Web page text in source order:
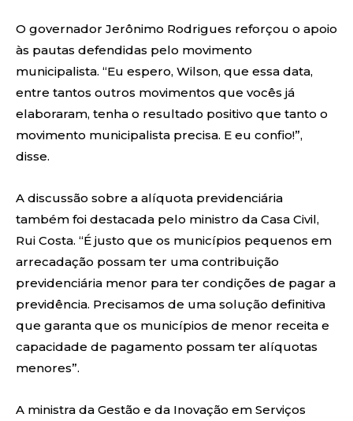
O governador Jerônimo Rodrigues reforçou o apoio
às pautas defendidas pelo movimento
municipalista. “Eu espero, Wilson, que essa data,
entre tantos outros movimentos que vocês já
elaboraram, tenha o resultado positivo que tanto o
movimento municipalista precisa. E eu confio!”,
disse.
A discussão sobre a alíquota previdenciária
também foi destacada pelo ministro da Casa Civil,
Rui Costa. “É justo que os municípios pequenos em
arrecadação possam ter uma contribuição
previdenciária menor para ter condições de pagar a
previdência. Precisamos de uma solução definitiva
que garanta que os municípios de menor receita e
capacidade de pagamento possam ter alíquotas
menores”.
A ministra da Gestão e da Inovação em Serviços